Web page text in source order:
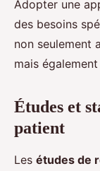
Adopter une
des besoins
non seulement
mais
Études et
patient
Les études de